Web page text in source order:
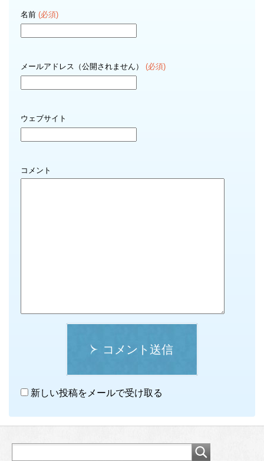
名前 (必須)
メールアドレス（公開されません） (必須)
ウェブサイト
コメント
コメント送信
新しい投稿をメールで受け取る